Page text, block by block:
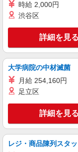
時給 2,000円
渋谷区
詳細を見る
大学病院の中材滅菌
月給 254,160円
足立区
詳細を見る
レジ・商品陳列スタ